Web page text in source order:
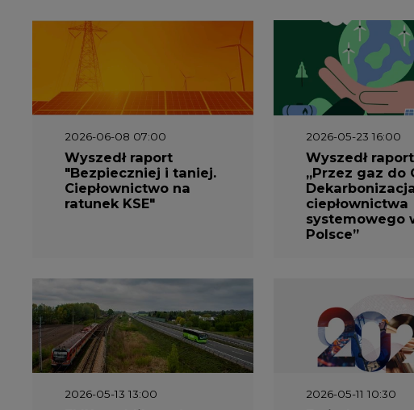
2026-06-08 07:00
Wyszedł raport
"Bezpieczniej i taniej.
Ciepłownictwo na
ratunek KSE"
2026-05-23 16:00
Wyszedł raport
„Przez gaz do
Dekarbonizacja
ciepłownictwa
systemowego
Polsce”
2026-05-13 13:00
FLIX opublikował
2026-05-11 10:30
Emitel